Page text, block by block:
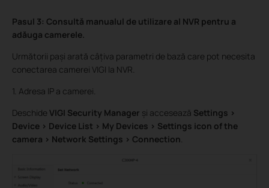
Pasul 3: Consultă manualul de utilizare al NVR pentru a
adăuga camerele.
Următorii pași arată câțiva parametri de bază care pot necesita
conectarea camerei VIGI la NVR.
1. Adresa IP a camerei.
Deschide VIGI Security Manager și accesează Settings >
Device > Device List > My Devices > Settings icon of the
camera > Network Settings > Connection